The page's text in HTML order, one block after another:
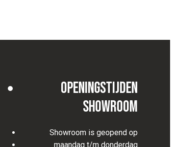
Openingstijden
Showroom
Showroom is geopend op
maandag t/m donderdag